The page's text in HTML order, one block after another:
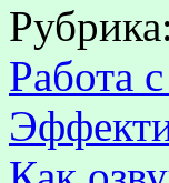
Рубрика:
Работа